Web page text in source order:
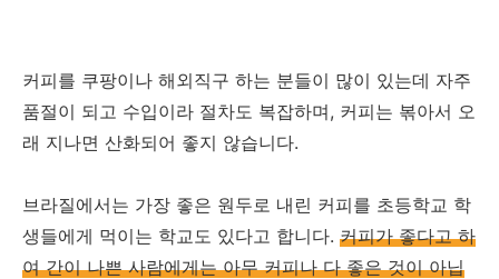
커피를 쿠팡이나 해외직구 하는 분들이 많이 있는데 자주
품절이 되고 수입이라 절차도 복잡하며, 커피는 볶아서 오
래 지나면 산화되어 좋지 않습니다.
브라질에서는 가장 좋은 원두로 내린 커피를 초등학교 학
생들에게 먹이는 학교도 있다고 합니다. 커피가 좋다고 하
여 간이 나쁜 사람에게는 아무 커피나 다 좋은 것이 아닙